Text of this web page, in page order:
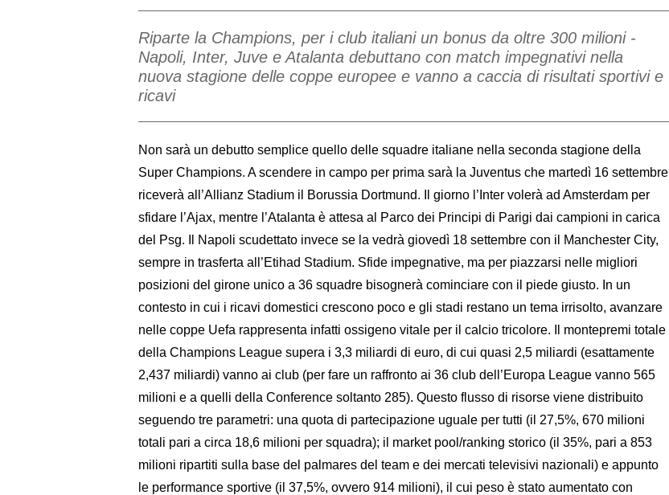
Riparte la Champions, per i club italiani un bonus da oltre 300 milioni -
Napoli, Inter, Juve e Atalanta debuttano con match impegnativi nella
nuova stagione delle coppe europee e vanno a caccia di risultati sportivi e
ricavi
Non sarà un debutto semplice quello delle squadre italiane nella seconda stagione della
Super Champions. A scendere in campo per prima sarà la Juventus che martedì 16 settembre
riceverà all’Allianz Stadium il Borussia Dortmund. Il giorno l’Inter volerà ad Amsterdam per
sfidare l’Ajax, mentre l’Atalanta è attesa al Parco dei Principi di Parigi dai campioni in carica
del Psg. Il Napoli scudettato invece se la vedrà giovedì 18 settembre con il Manchester City,
sempre in trasferta all’Etihad Stadium. Sfide impegnative, ma per piazzarsi nelle migliori
posizioni del girone unico a 36 squadre bisognerà cominciare con il piede giusto. In un
contesto in cui i ricavi domestici crescono poco e gli stadi restano un tema irrisolto, avanzare
nelle coppe Uefa rappresenta infatti ossigeno vitale per il calcio tricolore. Il montepremi totale
della Champions League supera i 3,3 miliardi di euro, di cui quasi 2,5 miliardi (esattamente
2,437 miliardi) vanno ai club (per fare un raffronto ai 36 club dell’Europa League vanno 565
milioni e a quelli della Conference soltanto 285). Questo flusso di risorse viene distribuito
seguendo tre parametri: una quota di partecipazione uguale per tutti (il 27,5%, 670 milioni
totali pari a circa 18,6 milioni per squadra); il market pool/ranking storico (il 35%, pari a 853
milioni ripartiti sulla base del palmares del team e dei mercati televisivi nazionali) e appunto
le performance sportive (il 37,5%, ovvero 914 milioni), il cui peso è stato aumentato con